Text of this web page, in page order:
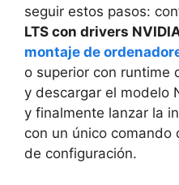
seguir estos pasos:
LTS con drivers
montaje de
o superior con runtime
y descargar el modelo
y finalmente lanzar la
con un único comando
de configuración.